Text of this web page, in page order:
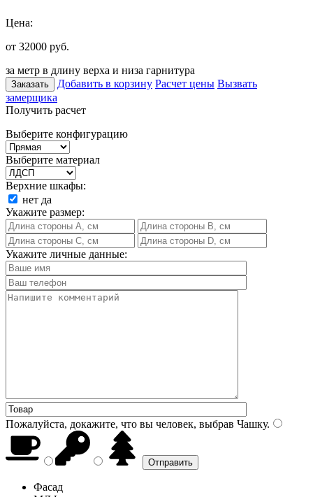
Цена:
от 32000 руб.
за метр в длину верха и низа гарнитура
Заказать Добавить в корзину Расчет цены Вызвать
замерщика
Получить расчет
Выберите конфигурацию
Выберите материал
Верхние шкафы:
нет да
Укажите размер:
Укажите личные данные:
Пожалуйста, докажите, что вы человек, выбрав Чашку.
Фасад